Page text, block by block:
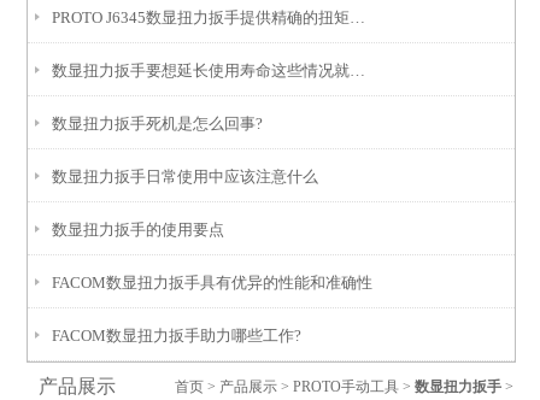
数显扭力扳手死机是怎么回事?
数显扭力扳手日常使用中应该注意什么
数显扭力扳手的使用要点
FACOM数显扭力扳手具有优异的性能和准确性
FACOM数显扭力扳手助力哪些工作?
产品展示 首页> 产品展示> PROTO手动工具> 数显扭力扳手>